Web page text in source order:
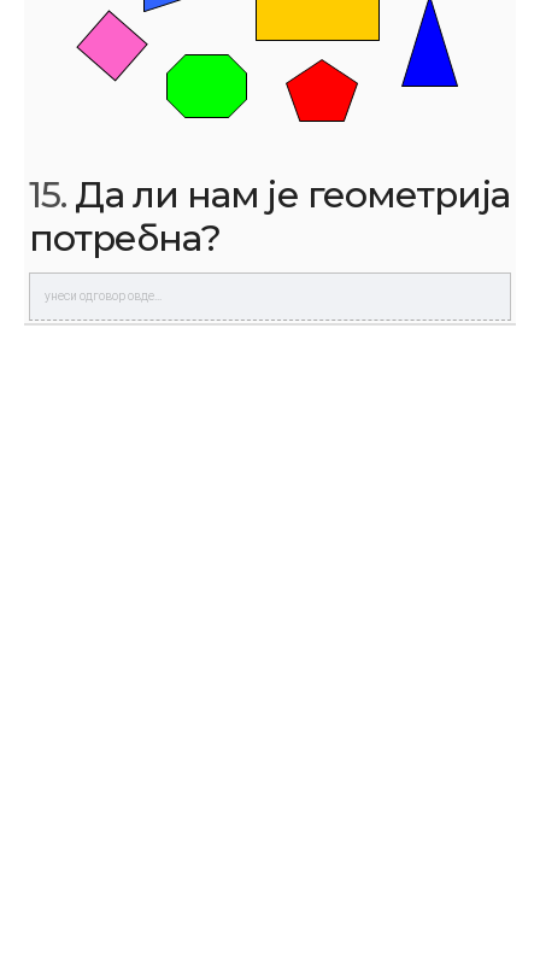
15. Да ли нам је геометрија
потребна?